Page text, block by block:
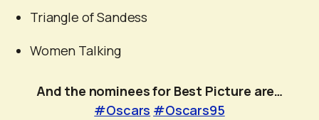
Triangle of Sandess
Women Talking
And the nominees for Best Picture are…
#Oscars #Oscars95